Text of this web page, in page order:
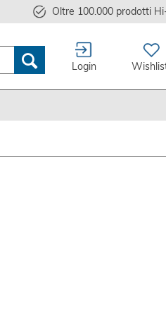
Oltre 100.000 prodotti
Login